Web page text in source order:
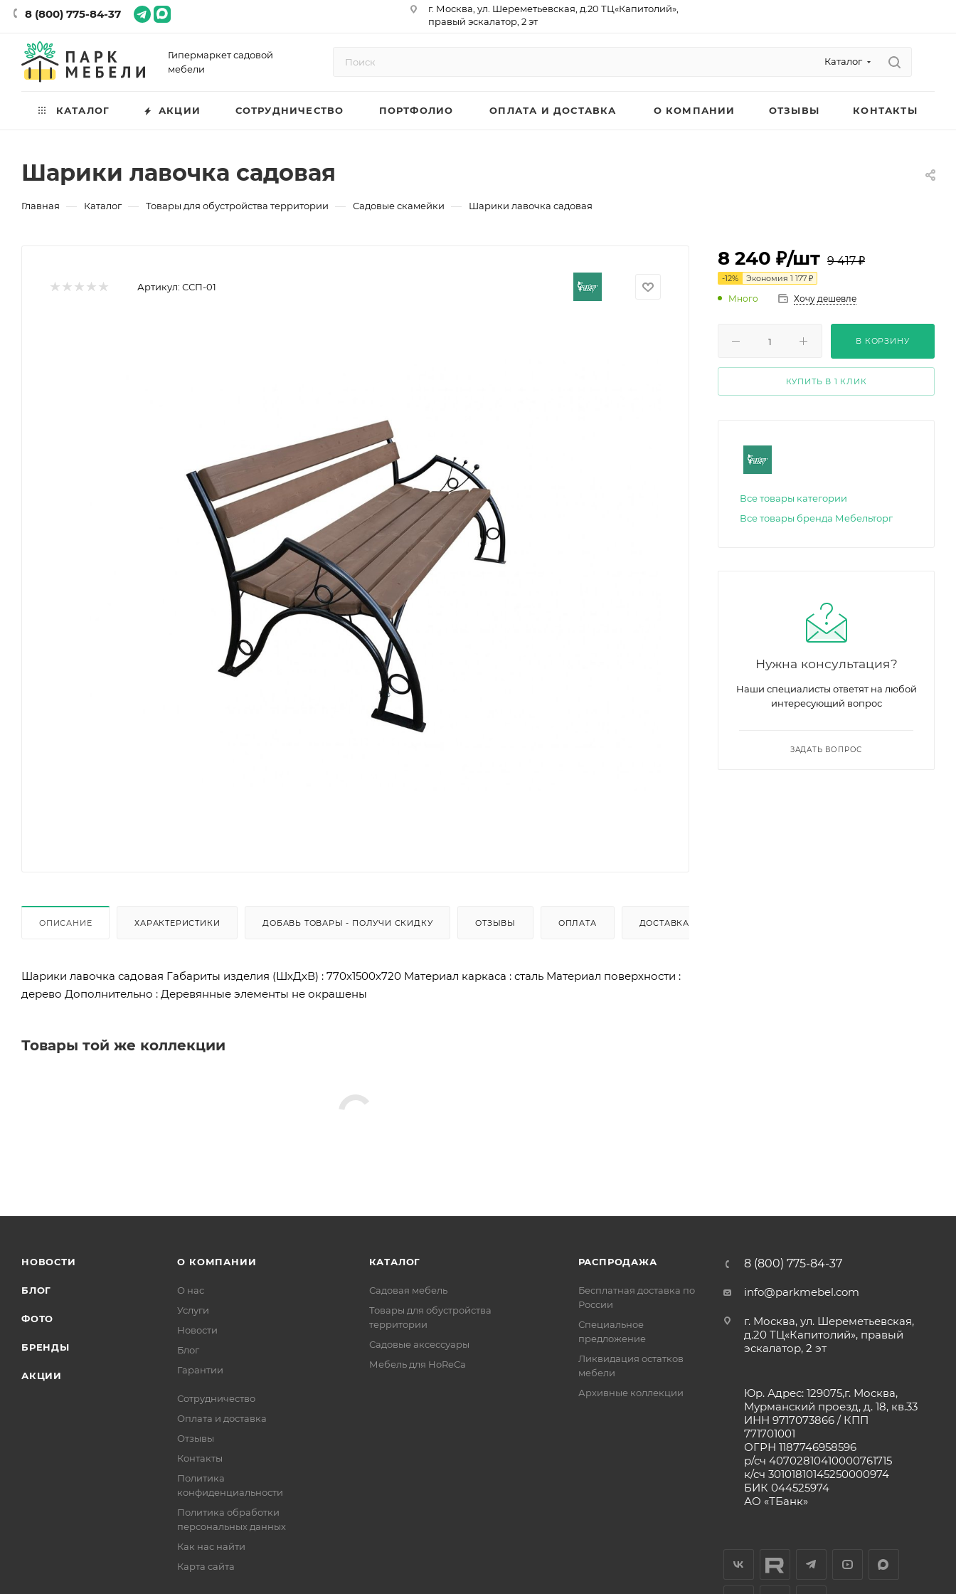
8 (800) 775-84-37
г. Москва, ул. Шереметьевская, д.20 ТЦ«Капитолий»,
правый эскалатор, 2 эт
р/сч 40702810410000761715
Гипермаркет садовой
мебели
Каталог
КАТАЛОГ АКЦИИ СОТРУДНИЧЕСТВО ПОРТФОЛИО ОПЛАТА И ДОСТАВКА О КОМПАНИИ ОТЗЫВЫ КОНТАКТЫ
Шарики лавочка садовая
Главная — Каталог — Товары для обустройства территории — Садовые скамейки — Шарики лавочка садовая
Артикул: ССП-01
ОПИСАНИЕ ХАРАКТЕРИСТИКИ ДОБАВЬ ТОВАРЫ - ПОЛУЧИ СКИДКУ ОТЗЫВЫ ОПЛАТА ДОСТАВКА
Шарики лавочка садовая Габариты изделия (ШхДхВ) : 770х1500х720 Материал каркаса : сталь Материал поверхности :
дерево Дополнительно : Деревянные элементы не окрашены
Товары той же коллекции
8 240 ₽/шт 9 417 ₽
-12% Экономия 1 177 ₽
Много Хочу дешевле
В КОРЗИНУ
КУПИТЬ В 1 КЛИК
Все товары категории
Все товары бренда Мебельторг
Нужна консультация?
Наши специалисты ответят на любой
интересующий вопрос
ЗАДАТЬ ВОПРОС
НОВОСТИ
БЛОГ
ФОТО
БРЕНДЫ
АКЦИИ
О КОМПАНИИ
О нас
Услуги
Новости
Блог
Гарантии
Сотрудничество
Оплата и доставка
Отзывы
Контакты
Политика
конфиденциальности
Политика обработки
персональных данных
Как нас найти
Карта сайта
КАТАЛОГ
Садовая мебель
Товары для обустройства
территории
Садовые аксессуары
Мебель для HoReCa
РАСПРОДАЖА
Бесплатная доставка по
России
Специальное
предложение
Ликвидация остатков
мебели
Архивные коллекции
8 (800) 775-84-37
info@parkmebel.com
г. Москва, ул. Шереметьевская,
д.20 ТЦ«Капитолий», правый
эскалатор, 2 эт
Юр. Адрес: 129075,г. Москва,
Мурманский проезд, д. 18, кв.33
ИНН 9717073866 / КПП
771701001
ОГРН 1187746958596
р/сч 40702810410000761715
к/сч 30101810145250000974
БИК 044525974
АО «ТБанк»